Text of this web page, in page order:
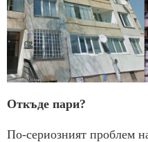
Откъде пари?
По-сериозният проблем